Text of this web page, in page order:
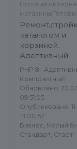
Готовые
магазины/
сайты/
ремонт/
каталогом и
корзиной.
Адаптивный
PHP 8
Композитный
Обновлено:
09:51:05
Опубликовано:
19:00:57
Бизнес, Малый
Стандарт, Старт